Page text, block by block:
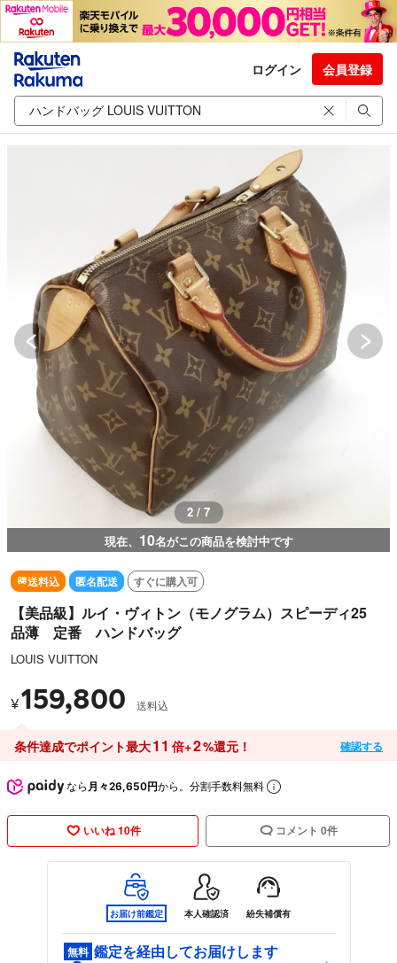
ログイン 会員登録
2 / 7
現在、 10名がこの商品を検討中です
送料込 匿名配送 すぐに購入可
【美品級】ルイ・ヴィトン（モノグラム）スピーディ25
品薄 定番 ハンドバッグ
LOUIS VUITTON
¥159,800 送料込
条件達成でポイント最大11 倍+2%還元！ 確認する
なら 月々26,650円から。分割手数料無料
いいね 10件 コメント 0件
お届け前鑑定 本人確認済 紛失補償有
無料 鑑定を経由してお届けします